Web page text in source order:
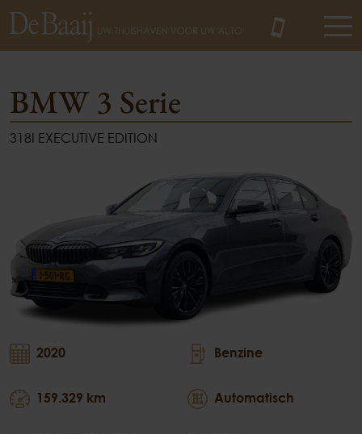
BMW 3 Serie
318I EXECUTIVE EDITION
2020
159.329 km
Benzine
Automatisch